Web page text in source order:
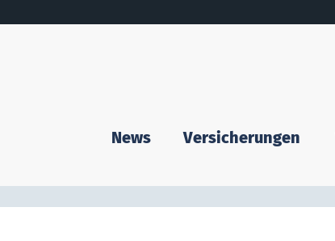
News Versicherungen